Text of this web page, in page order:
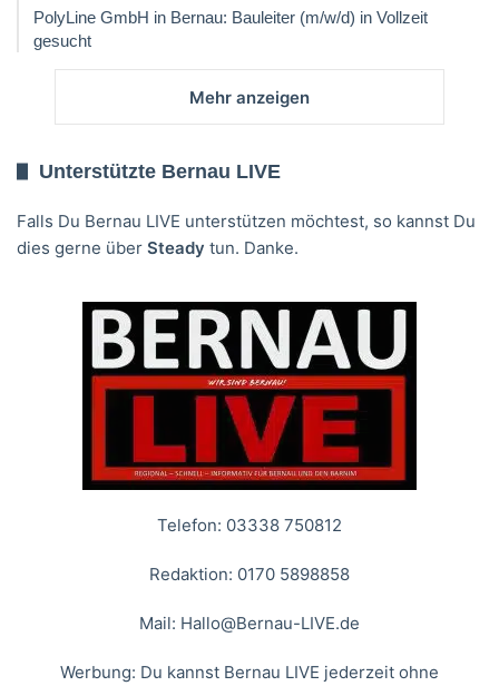
PolyLine GmbH in Bernau: Bauleiter (m/w/d) in Vollzeit
gesucht
Mehr anzeigen
Unterstützte Bernau LIVE
Falls Du Bernau LIVE unterstützen möchtest, so kannst Du
dies gerne über Steady tun. Danke.
Telefon: 03338 750812
Redaktion: 0170 5898858
Mail: Hallo@Bernau-LIVE.de
Werbung: Du kannst Bernau LIVE jederzeit ohne